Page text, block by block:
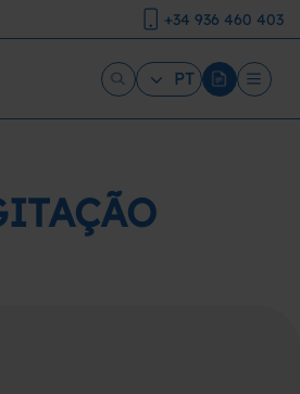
+34 936 460 403
PT